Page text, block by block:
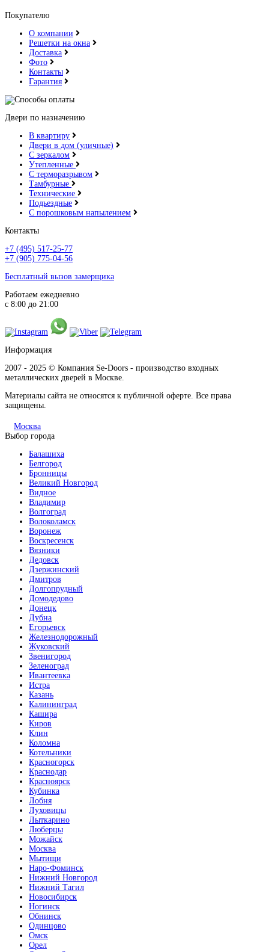
Покупателю
О компании
Решетки на окна
Доставка
Фото
Контакты
Гарантия
Двери по назначению
В квартиру
Двери в дом (уличные)
С зеркалом
Утепленные
С терморазрывом
Тамбурные
Технические
Подьездные
С порошковым напылением
Контакты
+7 (495) 517-25-77
+7 (905) 775-04-56
Бесплатный вызов замерщика
Работаем ежедневно
с 8:00 до 21:00
Информация
2007 - 2025 © Компания Se-Doors - производство входных
металлических дверей в Москве.
Материалы сайта не относятся к публичной оферте. Все права
защищены.
Москва
Выбор города
Балашиха
Белгород
Бронницы
Великий Новгород
Видное
Владимир
Волгоград
Волоколамск
Воронеж
Воскресенск
Вязники
Дедовск
Дзержинский
Дмитров
Долгопрудный
Домодедово
Донецк
Дубна
Егорьевск
Железнодорожный
Жуковский
Звенигород
Зеленоград
Ивантеевка
Истра
Казань
Калининград
Кашира
Киров
Клин
Коломна
Котельники
Красногорск
Краснодар
Красноярск
Кубинка
Лобня
Луховицы
Лыткарино
Люберцы
Можайск
Москва
Мытищи
Наро-Фоминск
Нижний Новгород
Нижний Тагил
Новосибирск
Ногинск
Обнинск
Одинцово
Омск
Орел